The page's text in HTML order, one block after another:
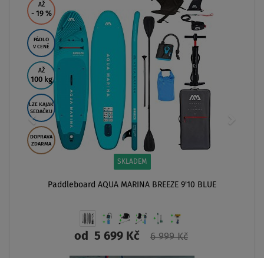
AŽ
- 19 %
PÁDLO
V CENĚ
AŽ
100 kg
LZE KAJAK
SEDAČKU
DOPRAVA
ZDARMA
SKLADEM
Paddleboard AQUA MARINA BREEZE 9'10 BLUE
od 5 699 Kč 6 999 Kč